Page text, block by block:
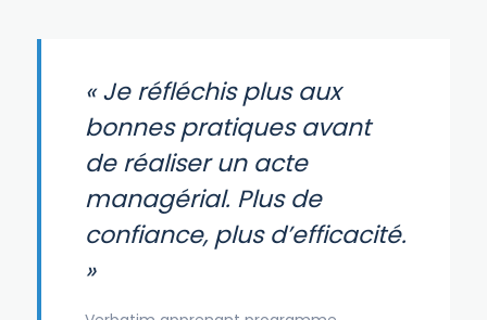
« Je réfléchis plus aux
bonnes pratiques avant
de réaliser un acte
managérial. Plus de
confiance, plus d’efficacité.
»